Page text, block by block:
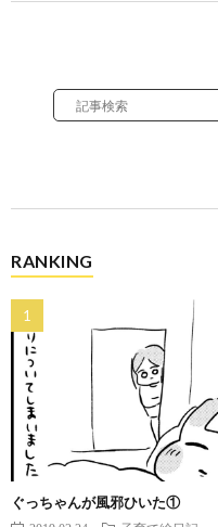
RANKING
ぐっちゃんが風邪ひいた①